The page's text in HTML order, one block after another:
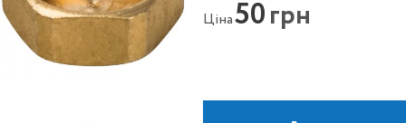
Ціна50грн